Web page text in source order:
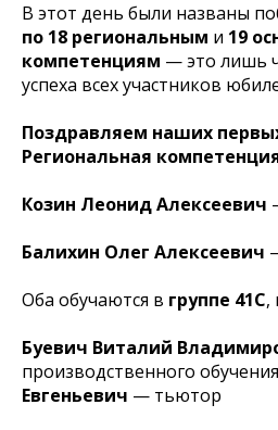
В этот день были названы
по 18 региональным и 19
компетенциям — это лишь
успеха всех участников
Поздравляем наших
Региональная
Козин Леонид Алексеевич
Балихин Олег Алексеевич
Оба обучаются в группе 41С,
Буевич Виталий
производственного обучения
Евгеньевич — тьютор